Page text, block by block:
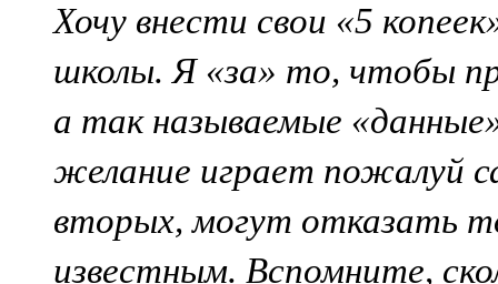
Хочу внести свои «5
школы. Я «за» то, чтобы
а так называемые
желание играет пожалуй
вторых, могут отказать